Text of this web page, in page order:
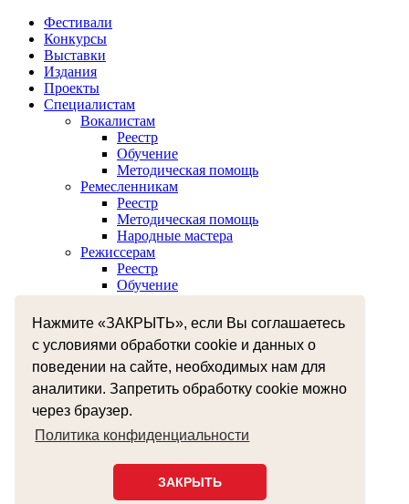
Нажмите «ЗАКРЫТЬ», если Вы соглашаетесь
с условиями обработки cookie и данных о
поведении на сайте, необходимых нам для
аналитики. Запретить обработку cookie можно
через браузер.
Политика конфиденциальности
ЗАКРЫТЬ
Фестивали
Конкурсы
Выставки
Издания
Проекты
Специалистам
Вокалистам
Реестр
Обучение
Методическая помощь
Ремесленникам
Реестр
Методическая помощь
Народные мастера
Режиссерам
Реестр
Обучение
Реестр
Музыкантам
Реестр
Межнациональное сотрудничество
Независимая оценка качества оказания услуг
Бесплатная юридическая помощь
Земский работник культуры
+7 (4812) 38-55-92 smolzentrnt@mail.ru